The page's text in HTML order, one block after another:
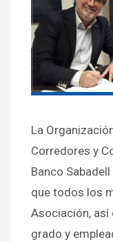
La
Corredores y
Banco
que todos los
Asociación,
grado y